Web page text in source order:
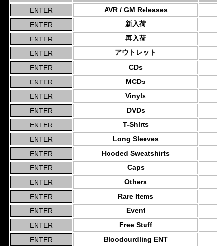
AVR / GM Releases
新入荷
再入荷
アウトレット
CDs
MCDs
Vinyls
DVDs
T-Shirts
Long Sleeves
Hooded Sweatshirts
Caps
Others
Rare Items
Event
Free Stuff
Bloodcurdling ENT